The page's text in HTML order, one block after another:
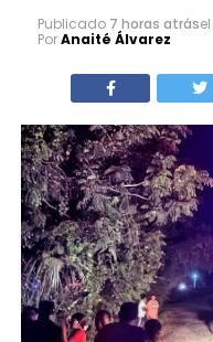
Publicado 7 horas atrásel
PorAnaité Álvarez